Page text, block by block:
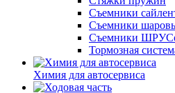
Съемники
Съемники
Съемники
Тормозная
Химия для автосервиса